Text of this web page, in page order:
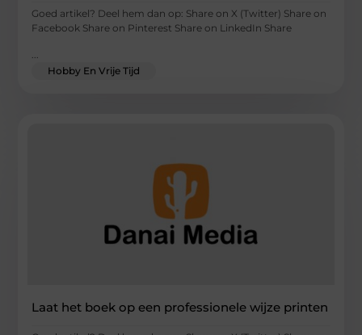
Goed artikel? Deel hem dan op: Share on X (Twitter) Share on
Facebook Share on Pinterest Share on LinkedIn Share
Hobby En Vrije Tijd
Laat het boek op een professionele wijze printen